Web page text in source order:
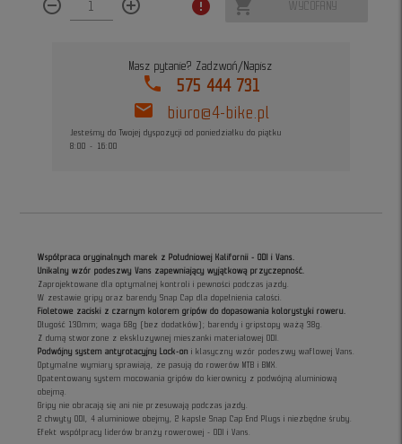
remove_circle_outline add_circle_outline error shopping_cart_off
WYCOFANY
Masz pytanie? Zadzwoń/Napisz
phone 575 444 731
mail biuro@4-bike.pl
Jesteśmy do Twojej dyspozycji od poniedziałku do piątku
8:00 - 16:00
Współpraca oryginalnych marek z Południowej Kalifornii - ODI i Vans.
Unikalny wzór podeszwy Vans zapewniający wyjątkową przyczepność.
Zaprojektowane dla optymalnej kontroli i pewności podczas jazdy.
W zestawie gripy oraz barendy Snap Cap dla dopełnienia całości.
Fioletowe zaciski z czarnym kolorem gripów do dopasowania kolorystyki roweru.
Długość 130mm; waga 68g (bez dodatków); barendy i gripstopy ważą 38g.
Z dumą stworzone z ekskluzywnej mieszanki materiałowej ODI.
Podwójny system antyrotacyjny Lock-on i klasyczny wzór podeszwy waflowej Vans.
Optymalne wymiary sprawiają, że pasują do rowerów MTB i BMX.
Opatentowany system mocowania gripów do kierownicy z podwójną aluminiową
obejmą.
Gripy nie obracają się ani nie przesuwają podczas jazdy.
2 chwyty ODI, 4 aluminiowe obejmy, 2 kapsle Snap Cap End Plugs i niezbędne śruby.
Efekt współpracy liderów branży rowerowej - ODI i Vans.